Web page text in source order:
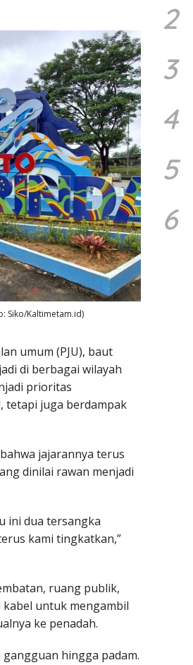
Siko/Kaltimetam.id)
umum (PJU), baut
di berbagai wilayah
prioritas
tetapi juga berdampak
jajarannya terus
dinilai rawan menjadi
ini dua tersangka
kami tingkatkan,”
ruang publik,
untuk mengambil
ke penadah.
hingga padam.
2
3
4
5
6